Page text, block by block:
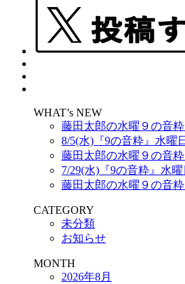
WHAT’s NEW
藤田太郎の水曜９の音
8/5(水)『9の音粋』水曜
藤田太郎の水曜９の音
7/29(水)『9の音粋』水曜
藤田太郎の水曜９の音
CATEGORY
未分類
お知らせ
MONTH
2026年8月